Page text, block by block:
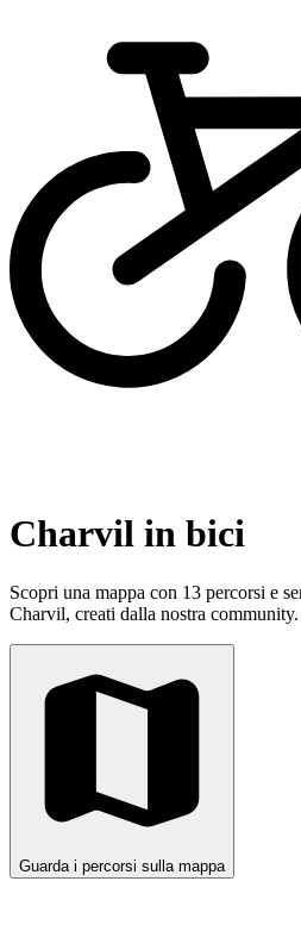
Charvil in bici
Scopri una mappa con 13 percorsi e
Charvil, creati dalla nostra community.
Guarda i percorsi sulla mappa